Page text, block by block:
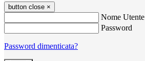
button close ×
Nome Utente
Password
Password dimenticata?